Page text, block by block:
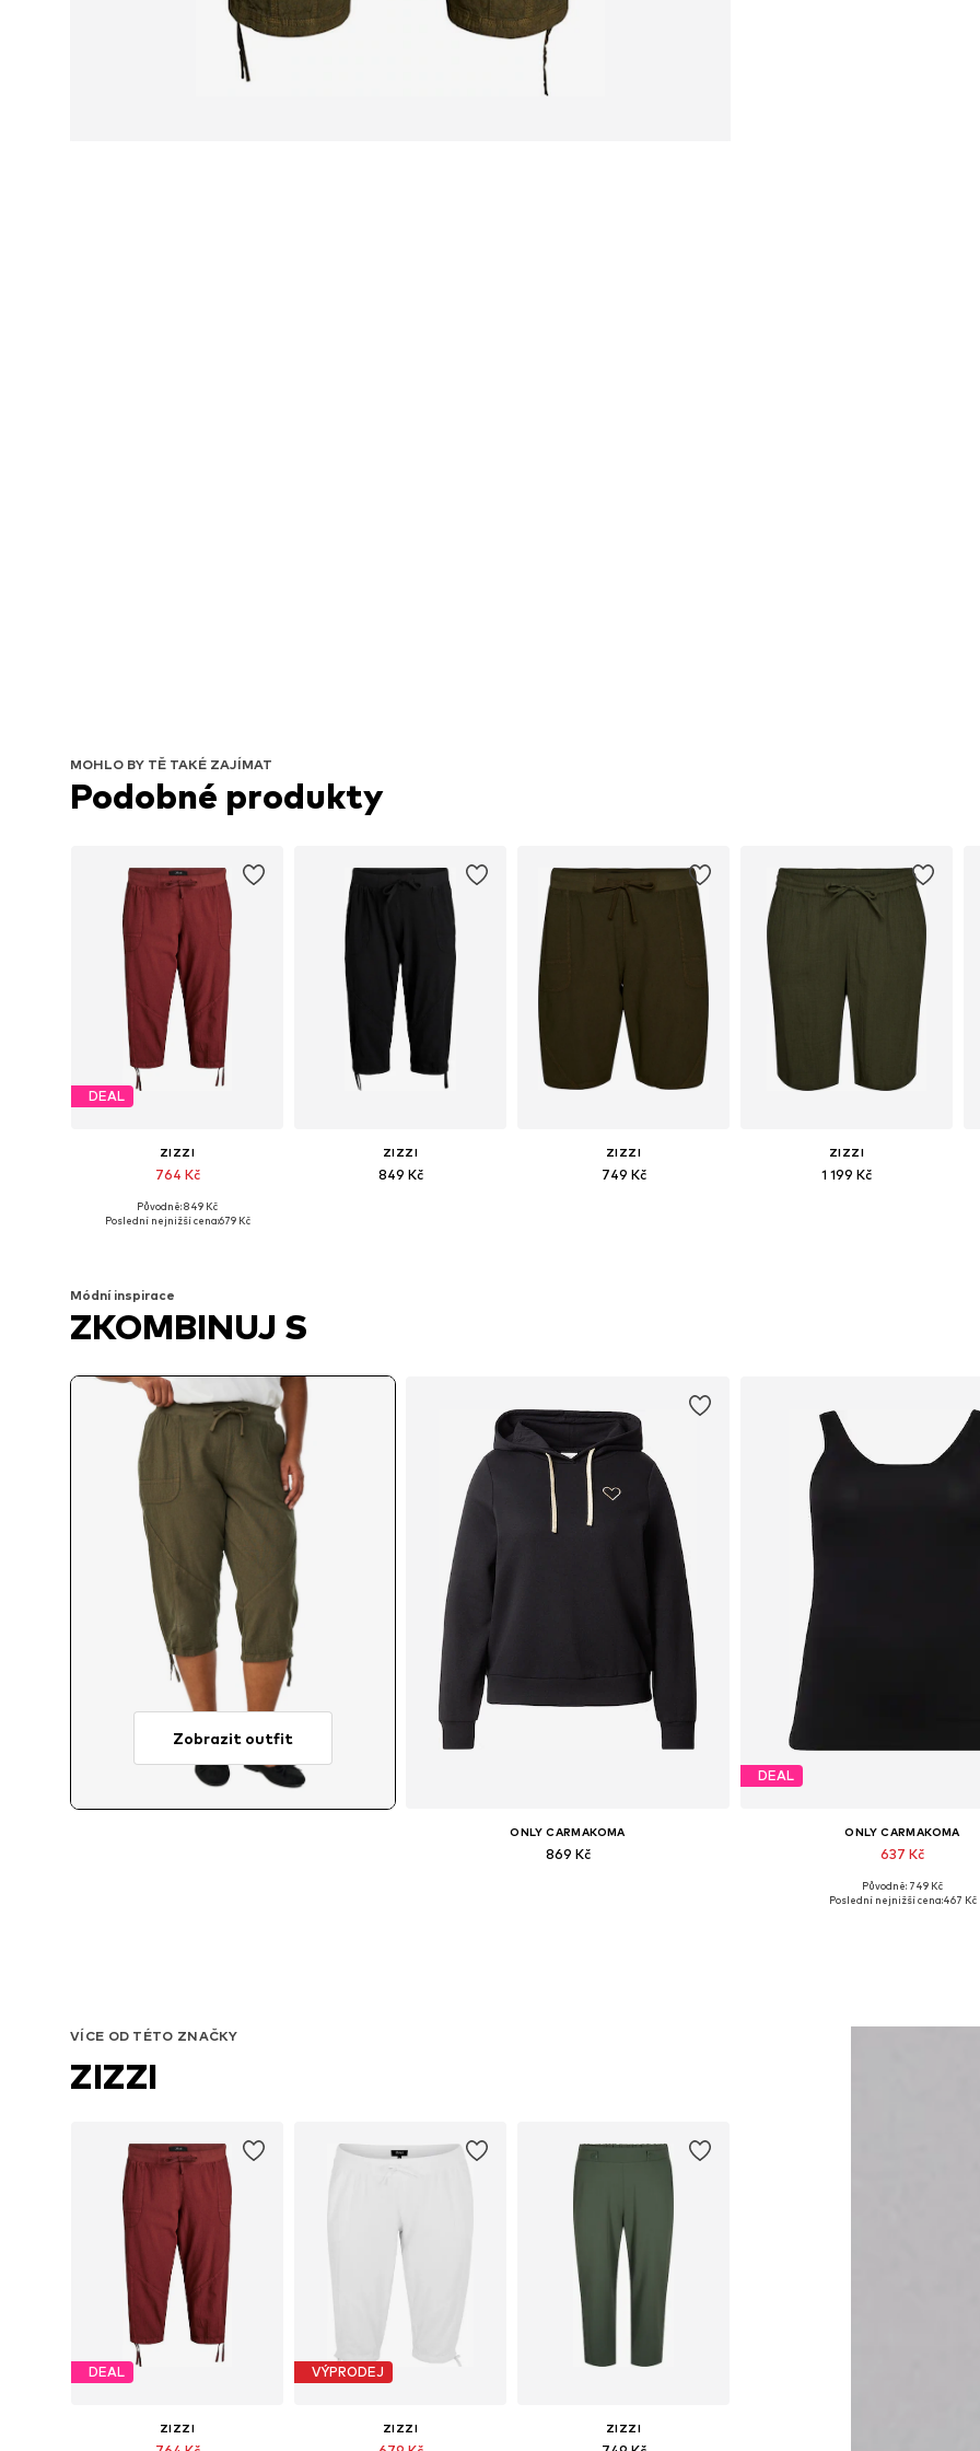
MOHLO BY TĚ TAKÉ ZAJÍMAT
Podobné produkty
DEAL
ZIZZI
764 Kč
Dostupné v mnoha velikostech
Původně: 849 Kč
Poslední nejnižší cena:679 Kč
ZIZZI
849 Kč
ZIZZI
749 Kč
ZIZZI
1 199 Kč
Módní inspirace
ZKOMBINUJ S
Zobrazit outfit
ONLY CARMAKOMA
869 Kč
DEAL
ONLY CARMAKOMA
637 Kč
Dostupné velikosti: XL-XXL, XXXL-4XL,
Původně: 749 Kč
Poslední nejnižší cena:467 Kč
VÍCE OD TÉTO ZNAČKY
ZIZZI
DEAL
ZIZZI
VÝPRODEJ
ZIZZI ZIZZI